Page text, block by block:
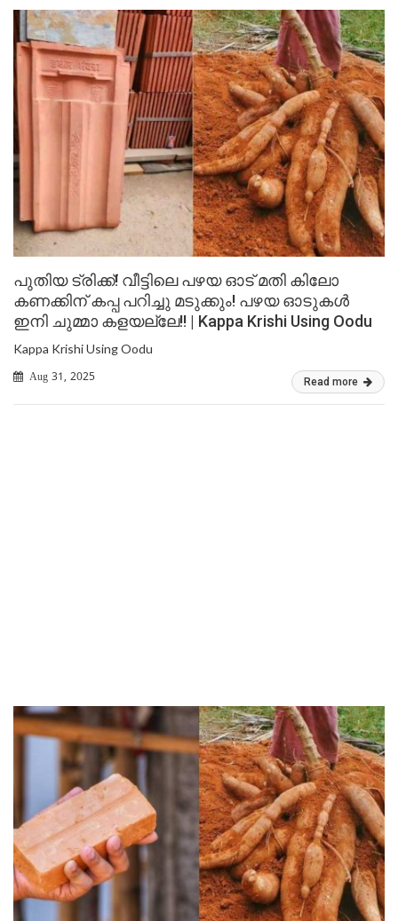
പുതിയ ട്രിക്ക്! വീട്ടിലെ പഴയ ഓട് മതി കിലോ
കണക്കിന് കപ്പ പറിച്ചു മടുക്കും! പഴയ ഓടുകൾ
ഇനി ചുമ്മാ കളയല്ലേ!! | Kappa Krishi Using Oodu
Kappa Krishi Using Oodu
Aug 31, 2025 Read more